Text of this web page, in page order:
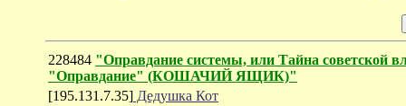
228484 "Оправдание системы, или Тайна советской
"Оправдание" (КОШАЧИЙ ЯЩИК)"
[195.131.7.35] Дедушка Кот